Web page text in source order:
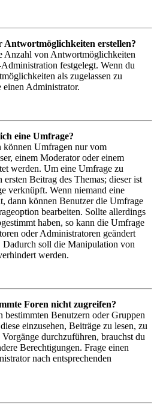
Antwortmöglichkeiten erstellen?
Anzahl von Antwortmöglichkeiten
festgelegt. Wenn du
als zugelassen zu
einen Administrator.
eine Umfrage?
können Umfragen nur vom
einem Moderator oder einem
werden. Um eine Umfrage zu
ersten Beitrag des Themas; dieser ist
verknüpft. Wenn niemand eine
dann können Benutzer die Umfrage
bearbeiten. Sollte allerdings
haben, so kann die Umfrage
oder Administratoren geändert
Dadurch soll die Manipulation von
werden.
Foren nicht zugreifen?
bestimmten Benutzern oder Gruppen
einzusehen, Beiträge zu lesen, zu
durchzuführen, brauchst du
Berechtigungen. Frage einen
nach entsprechenden